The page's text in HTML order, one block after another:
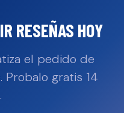
RESEÑAS HOY
el pedido de
Probalo gratis 14